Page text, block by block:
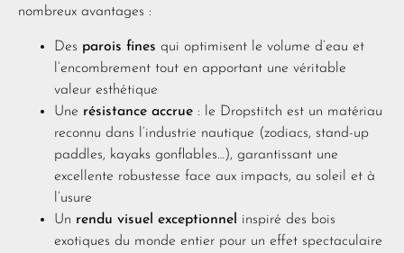
nombreux avantages :
Des parois fines qui optimisent le volume d’eau et
l’encombrement tout en apportant une véritable
valeur esthétique
Une résistance accrue : le Dropstitch est un matériau
reconnu dans l’industrie nautique (zodiacs, stand-up
paddles, kayaks gonflables…), garantissant une
excellente robustesse face aux impacts, au soleil et à
l’usure
Un rendu visuel exceptionnel
inspiré des bois
exotiques du monde entier pour un effet spectaculaire